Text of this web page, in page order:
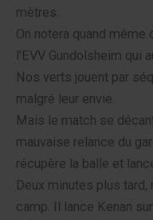
mètres.
On notera quand
l'EVV Gundolsheim qui
Nos verts jouent par
malgré leur envie.
Mais le match se
mauvaise relance du
récupère la balle et
Deux minutes plus
camp. Il lance Kenan